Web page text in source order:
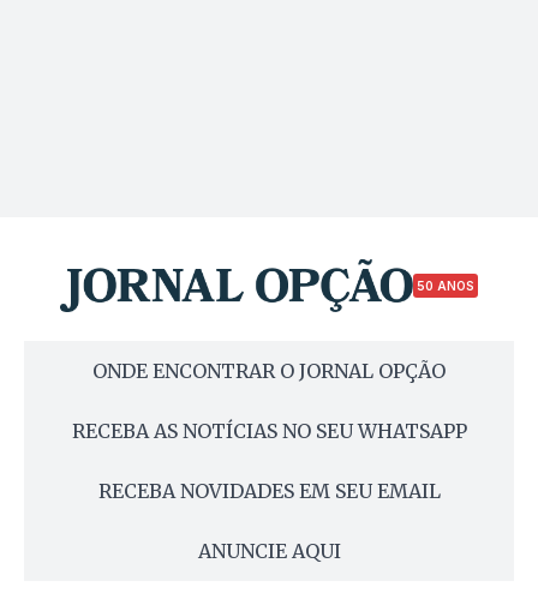
50 ANOS
ONDE ENCONTRAR O JORNAL OPÇÃO
RECEBA AS NOTÍCIAS NO SEU WHATSAPP
RECEBA NOVIDADES EM SEU EMAIL
ANUNCIE AQUI